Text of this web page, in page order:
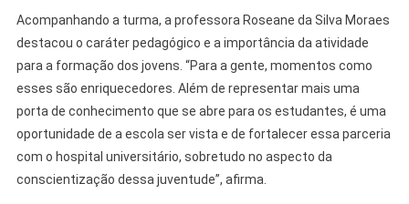
Acompanhando a turma, a professora Roseane da Silva Moraes
destacou o caráter pedagógico e a importância da atividade
para a formação dos jovens. “Para a gente, momentos como
esses são enriquecedores. Além de representar mais uma
porta de conhecimento que se abre para os estudantes, é uma
oportunidade de a escola ser vista e de fortalecer essa parceria
com o hospital universitário, sobretudo no aspecto da
conscientização dessa juventude”, afirma.